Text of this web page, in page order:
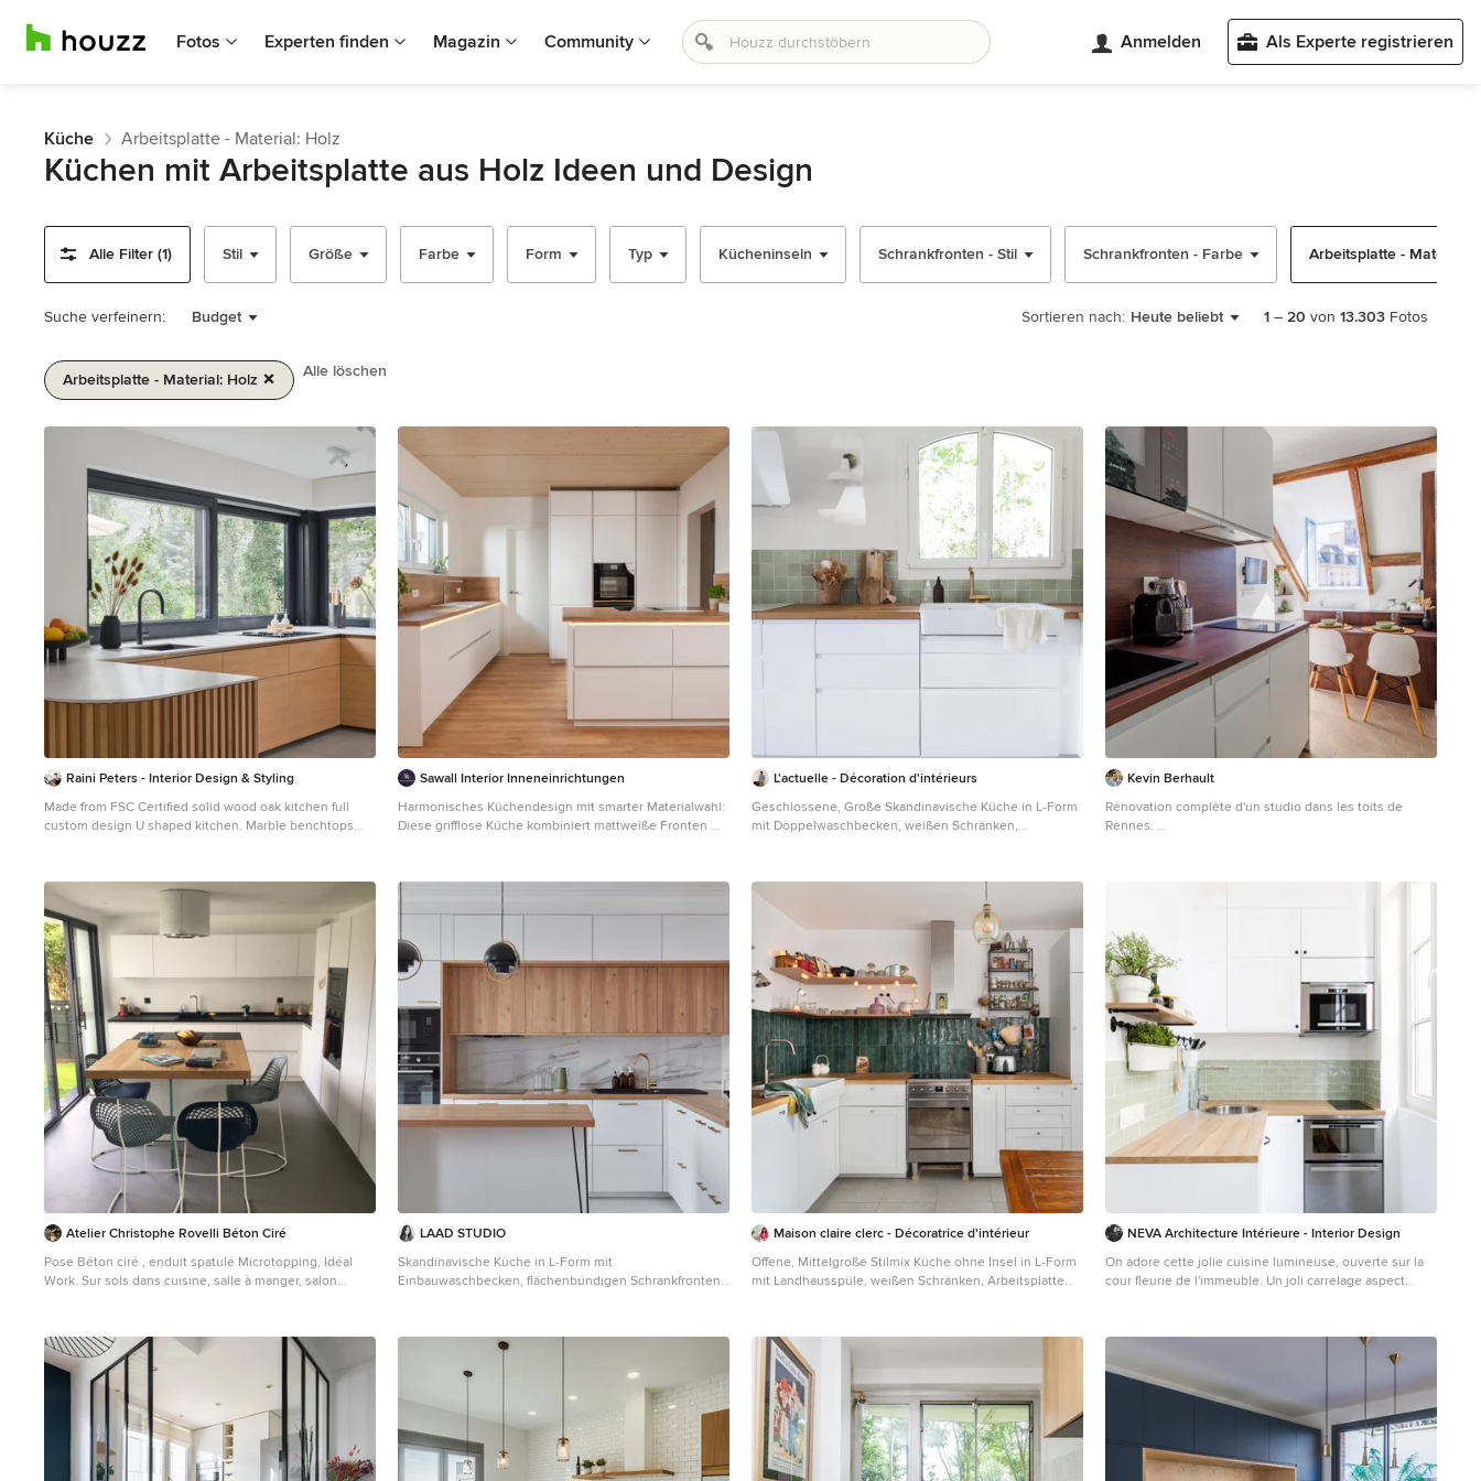
Fotos Experten finden Magazin Community Anmelden Als Experte registrieren
Küche Arbeitsplatte - Material: Holz
Küchen mit Arbeitsplatte aus Holz Ideen und Design
Alle Filter (1) Stil Größe Farbe Form Typ Kücheninseln Schrankfronten - Stil Schrankfronten - Farbe Arbeitsplatte - Material
Suche verfeinern: Budget Sortieren nach: Heute beliebt 1 – 20 von 13.303 Fotos
Arbeitsplatte - Material: Holz Alle löschen
von
Raini Peters - Interior Design & Styling
Made from FSC Certified solid wood oak kitchen full
custom design U shaped kitchen. Marble benchtops
vegatable oil light grey flooring high quaitly seamless
alternative. Matt black power coated slide to open
kitchen windows.
Sawall Interior Inneneinrichtungen
Harmonisches Küchendesign mit smarter Materialwahl:
Diese grifflose Küche kombiniert mattweiße Fronten mit
die Deckenpaneele schafft ein durchgängiges, ruhiges
umlaufende LED-Griffleistenbeleuchtung, die der
Kücheninsel und der Zeile eine moderne Leichtigkeit
verleiht. Funktionalität trifft hier auf zeitlose Ästhetik –
pflegeleicht, robust und perfekt für den modernen
L'actuelle - Décoration d'intérieurs
Geschlossene, Große Skandinavische Küche in L-Form
mit Doppelwaschbecken, weißen Schränken,
Zementfliesen für Boden, Kücheninsel, weißem Boden
Kevin Berhault
Rénovation complète d'un studio dans les toits de
Rennes.
Schränken, Arbeitsplatte aus Holz, Küchenrückwand in
Arbeitsplatte und Tapete in Rennes
Atelier Christophe Rovelli Béton Ciré
Pose Béton ciré , enduit spatulé Microtopping, Idéal
Work. Sur sols dans cuisine, salle à manger, salon
weißen Schränken, Arbeitsplatte aus Holz,
Küchenrückwand in Weiß, Betonboden, Kücheninsel
und grauem Boden in Sonstige
LAAD STUDIO
Skandinavische Küche in L-Form mit
Einbauwaschbecken, flächenbündigen Schrankfronten,
Marmor und Marmorboden in Paris
Maison claire clerc - Décoratrice d'intérieur
Offene, Mittelgroße Stilmix Küche ohne Insel in L-Form
mit Landhausspüle, weißen Schränken, Arbeitsplatte
Marseille
NEVA Architecture Intérieure - Interior Design
On adore cette jolie cuisine lumineuse, ouverte sur la
cour fleurie de l'immeuble. Un joli carrelage aspect
campagne, mais modernisé avec des boutons en métal
noir, et une crédence qui n'est pas toute hauteur, en
carreaux style métro plat vert sauge ! Des petits
accessoires muraux viennent compléter le côté rétro
de l'ensemble, éclairé par des suspensions design en